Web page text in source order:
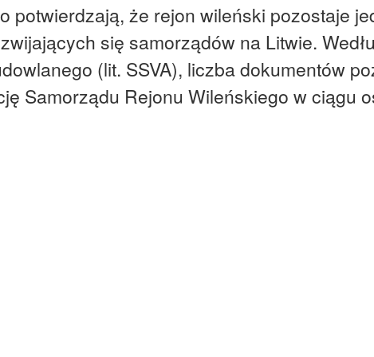
potwierdzają, że rejon wileński pozostaje
się samorządów na Litwie.
(lit. SSVA), liczba dokumentów
Samorządu Rejonu Wileńskiego w ciągu